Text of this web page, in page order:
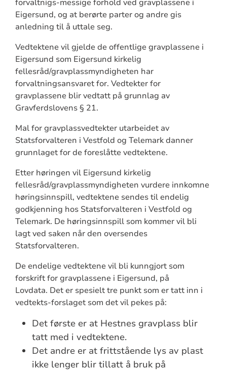
forvaltnigs-messige forhold ved gravplassene i
Eigersund, og at berørte parter og andre gis
anledning til å uttale seg.
Vedtektene vil gjelde de offentlige gravplassene i
Eigersund som Eigersund kirkelig
fellesråd/gravplassmyndigheten har
forvaltningsansvaret for. Vedtekter for
gravplassene blir vedtatt på grunnlag av
Gravferdslovens § 21.
Mal for gravplassvedtekter utarbeidet av
Statsforvalteren i Vestfold og Telemark danner
grunnlaget for de foreslåtte vedtektene.
Etter høringen vil Eigersund kirkelig
fellesråd/gravplassmyndigheten vurdere innkomne
høringsinnspill, vedtektene sendes til endelig
godkjenning hos Statsforvalteren i Vestfold og
Telemark. De høringsinnspill som kommer vil bli
lagt ved saken når den oversendes
Statsforvalteren.
De endelige vedtektene vil bli kunngjort som
forskrift for gravplassene i Eigersund, på
Lovdata. Det er spesielt tre punkt som er tatt inn i
vedtekts-forslaget som det vil pekes på:
Det første er at Hestnes gravplass blir
tatt med i vedtektene.
Det andre er at frittstående lys av plast
ikke lenger blir tillatt å bruk på